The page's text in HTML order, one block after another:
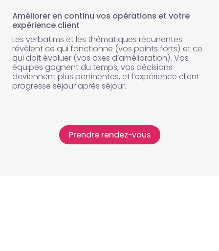
Améliorer en continu vos opérations et votre
expérience client
Les verbatims et les thématiques récurrentes
révèlent ce qui fonctionne (vos points forts) et ce
qui doit évoluer (vos axes d’amélioration). Vos
équipes gagnent du temps, vos décisions
deviennent plus pertinentes, et l’expérience client
progresse séjour après séjour.
Prendre rendez-vous